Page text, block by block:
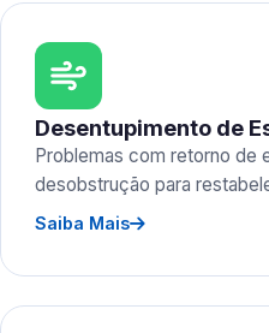
Desentupimento de
Problemas com retorno de
desobstrução para
Saiba Mais